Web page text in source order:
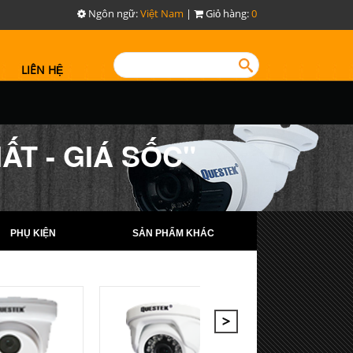
Ngôn ngữ:Việt Nam | Giỏ hàng:0
LIÊN HỆ
- GIÁ SỐC"
PHỤ KIỆN SẢN PHẨM KHÁC